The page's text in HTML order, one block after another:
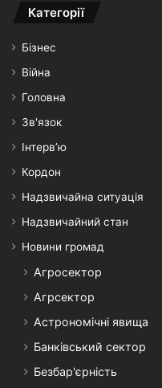
Категорії
Бізнес
Війна
Головна
Зв'язок
Інтерв’ю
Кордон
Надзвичайна ситуація
Надзвичайний стан
Новини громад
Агросектор
Агрсектор
Астрономічні явища
Банківський сектор
Безбар'єрність